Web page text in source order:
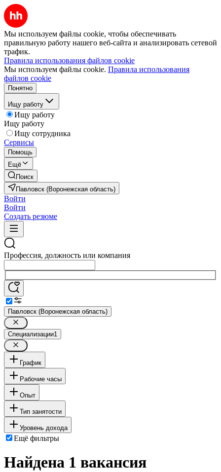
Мы используем файлы cookie, чтобы обеспечивать
правильную работу нашего веб-сайта и анализировать сетевой
трафик.
Правила использования файлов cookie
Мы используем файлы cookie. Правила использования
файлов cookie
Понятно
Ищу работу
Ищу работу
Ищу работу
Ищу сотрудника
Сервисы
Помощь
Ещё
Поиск
Павловск (Воронежская область)
Войти
Войти
Создать резюме
Профессия, должность или компания
Павловск (Воронежская область)
Специализации1
График
Рабочие часы
Опыт
Тип занятости
Уровень дохода
Ещё фильтры
Найдена 1 вакансия